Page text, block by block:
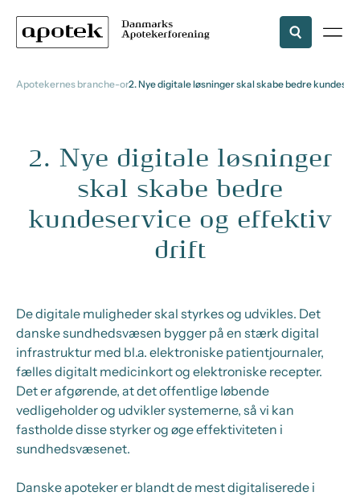
Apotekernes branche-organisation2. Nye digitale løsninger skal skabe bedre
2. Nye digitale løsninger
skal skabe bedre
kundeservice og effektiv
drift
De digitale muligheder skal styrkes og udvikles. Det
danske sundhedsvæsen bygger på en stærk digital
infrastruktur med bl.a. elektroniske patientjournaler,
fælles digitalt medicinkort og elektroniske recepter.
Det er afgørende, at det offentlige løbende
vedligeholder og udvikler systemerne, så vi kan
fastholde disse styrker og øge effektiviteten i
sundhedsvæsenet.
Danske apoteker er blandt de mest digitaliserede i